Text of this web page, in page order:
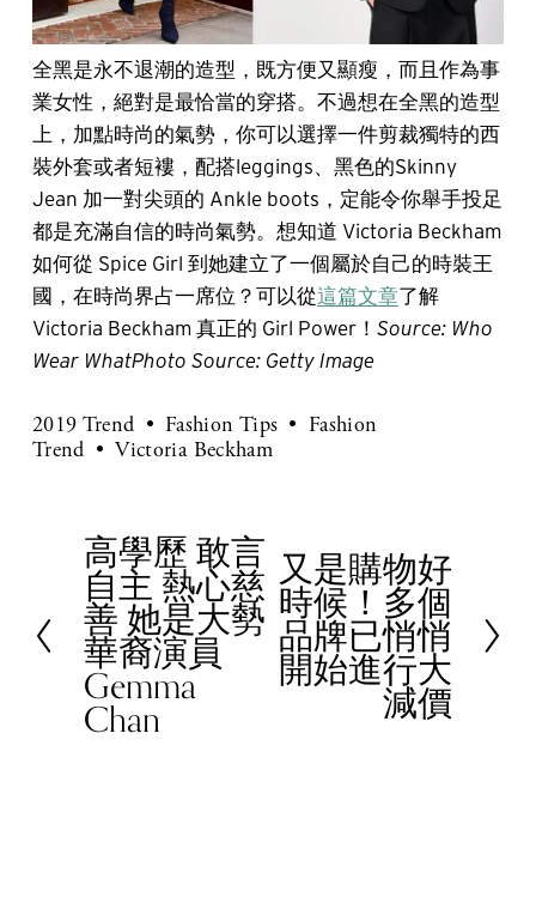
全黑是永不退潮的造型，既方便又顯瘦，而且作為事
業女性，絕對是最恰當的穿搭。不過想在全黑的造型
上，加點時尚的氣勢，你可以選擇一件剪裁獨特的西
裝外套或者短褸，配搭leggings、黑色的Skinny
Jean 加一對尖頭的 Ankle boots，定能令你舉手投足
都是充滿自信的時尚氣勢。 想知道 Victoria Beckham
如何從 Spice Girl 到她建立了一個屬於自己的時裝王
國，在時尚界占一席位？可以從這篇文章了解
Victoria Beckham 真正的 Girl Power！ Source: Who
Wear WhatPhoto Source: Getty Image
2019 Trend Fashion Tips
Fashion
Trend
Victoria Beckham
P
r
e
v
i
o
高學歷 敢言
自主 熱心慈
善 她是大勢
華裔演員
Gemma
Chan
又是購物好
時候！多個
品牌已悄悄
開始進行大
減價